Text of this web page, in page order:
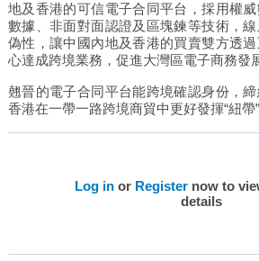
地及香港的可信電子合同平台，採用權
數據、非面對面認證及區塊鍊等技術，
偽性，讓中國內地及香港的買賣雙方透
心達成跨境業務，促進大灣區電子商務發
翹晉的電子合同平台能跨境確認身份，
香港在一帶一路跨境商貿中更好發揮“紐帶”
Log in or Register now to
details